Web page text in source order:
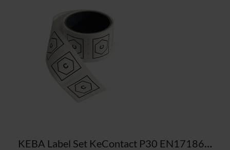
KEBA Label Set KeContact P30 EN17186 Prise EU